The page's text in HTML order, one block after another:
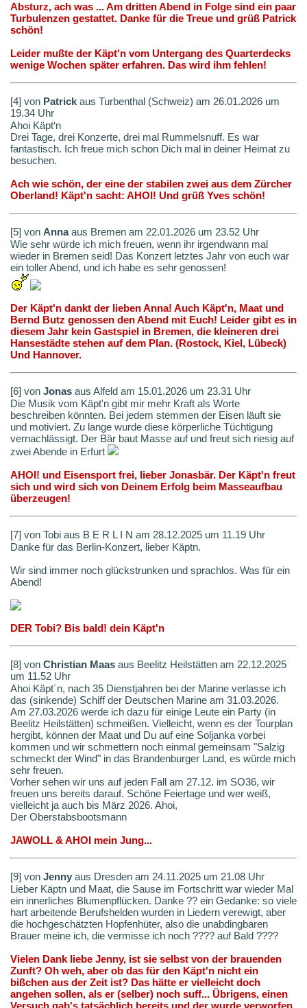
Absturz, ach was ... Am dritten Abend in Folge sind ein paar
Turbulenzen gestattet. Danke für die Treue und grüß Patrick
schön!
Leider mußte der Käpt'n vom Untergang des Quarterdecks
wenige Wochen später erfahren. Das wird ihm fehlen!
[4] von Patrick aus Turbenthal (Schweiz) am 26.01.2026 um
19.34 Uhr
Ahoi Käpt‘n
Drei Tage, drei Konzerte, drei mal Rummelsnuff. Es war
fantastisch. Ich freue mich schon Dich mal in deiner Heimat zu
besuchen.
Ach wie schön, der eine der stabilen zwei aus dem Zürcher
Oberland! Käpt'n sacht: AHOI! Und grüß Yves schön!
[5] von Annaaus Bremen am 22.01.2026 um 23.52 Uhr
Wie sehr würde ich mich freuen, wenn ihr irgendwann mal
wieder in Bremen seid! Das Konzert letztes Jahr von euch war
ein toller Abend, und ich habe es sehr genossen!
Der Käpt'n dankt der lieben Anna! Auch Käpt'n, Maat und
Bernd Butz genossen den Abend mit Euch! Leider gibt es in
diesem Jahr kein Gastspiel in Bremen, die kleineren drei
Hansestädte stehen auf dem Plan. (Rostock, Kiel, Lübeck)
Und Hannover.
[6] von Jonas aus Alfeld am 15.01.2026 um 23.31 Uhr
Die Musik vom Käpt'n gibt mir mehr Kraft als Worte
beschreiben könnten. Bei jedem stemmen der Eisen läuft sie
und motiviert. Zu lange wurde diese körperliche Tüchtigung
vernachlässigt. Der Bär baut Masse auf und freut sich riesig auf
zwei Abende in Erfurt
AHOI! und Eisensport frei, lieber Jonasbär. Der Käpt'n freut
sich und wird sich von Deinem Erfolg beim Masseaufbau
überzeugen!
[7] von Tobi aus B E R L I N am 28.12.2025 um 11.19 Uhr
Danke für das Berlin-Konzert, lieber Käptn.
Wir sind immer noch glückstrunken und sprachlos. Was für ein
Abend!
DER Tobi? Bis bald! dein Käpt'n
[8] von Christian Maas aus Beelitz Heilstätten am 22.12.2025
um 11.52 Uhr
Ahoi Käpt´n, nach 35 Dienstjahren bei der Marine verlasse ich
das (sinkende) Schiff der Deutschen Marine am 31.03.2026.
Am 27.03.2026 werde ich dazu für einige Leute ein Party (in
Beelitz Heilstätten) schmeißen. Vielleicht, wenn es der Tourplan
hergibt, können der Maat und Du auf eine Soljanka vorbei
kommen und wir schmettern noch einmal gemeinsam "Salzig
schmeckt der Wind" in das Brandenburger Land, es würde mich
sehr freuen.
Vorher sehen wir uns auf jeden Fall am 27.12. im SO36, wir
freuen uns bereits darauf. Schöne Feiertage und wer weiß,
vielleicht ja auch bis März 2026. Ahoi,
Der Oberstabsbootsmann
JAWOLL & AHOI mein Jung...
[9] von Jenny aus Dresden am 24.11.2025 um 21.08 Uhr
Lieber Käptn und Maat, die Sause im Fortschritt war wieder Mal
ein innerliches Blumenpflücken. Danke ?? ein Gedanke: so viele
hart arbeitende Berufshelden wurden in Liedern verewigt, aber
die hochgeschätzten Hopfenhüter, also die unabdingbaren
Brauer meine ich, die vermisse ich noch ???? auf Bald ????
Vielen Dank liebe Jenny, ist sie selbst von der brauenden
Zunft? Oh weh, aber ob das für den Käpt'n nicht ein
bißchen aus der Zeit ist? Das hätte er vielleicht doch
angehen sollen, als er (selber) noch suff... Übrigens, einen